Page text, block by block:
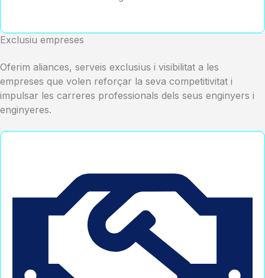
Exclusiu empreses
Oferim aliances, serveis exclusius i visibilitat a les
empreses que volen reforçar la seva competitivitat i
impulsar les carreres professionals dels seus enginyers i
enginyeres.